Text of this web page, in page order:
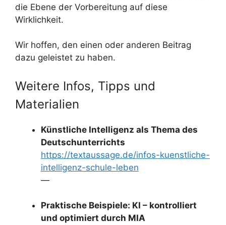
die Ebene der Vorbereitung auf diese
Wirklichkeit.
Wir hoffen, den einen oder anderen Beitrag
dazu geleistet zu haben.
Weitere Infos, Tipps und
Materialien
Künstliche Intelligenz als Thema des
Deutschunterrichts
https://textaussage.de/infos-kuenstliche-
intelligenz-schule-leben
—
Praktische Beispiele: KI – kontrolliert
und optimiert durch MIA